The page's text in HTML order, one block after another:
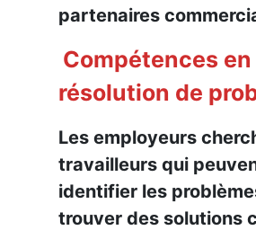
partenaires
Compétences en
résolution de
Les employeurs
travailleurs qui
identifier les
trouver des solutions